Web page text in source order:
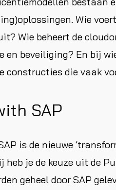
Wie
Wie beheert de
en beveiliging? En bij
constructies die vaak
SAP
is de nieuwe
heb je de keuze uit de
geheel door SAP